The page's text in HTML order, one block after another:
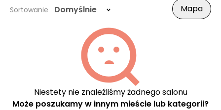
Sortowanie Domyślnie Mapa
Niestety nie znaleźliśmy żadnego salonu
Może poszukamy w innym mieście lub kategorii?